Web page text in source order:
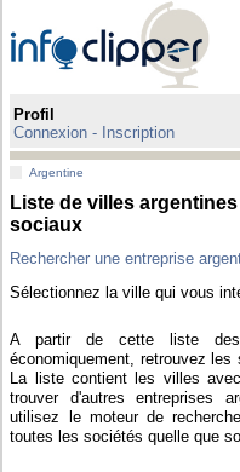
Profil
Connexion - Inscription
Argentine
Liste de villes
sociaux
Rechercher une entreprise
Sélectionnez la ville qui vous
A partir de cette liste
économiquement, retrouvez
La liste contient les villes
trouver d'autres entreprises
utilisez le moteur de
toutes les sociétés quelle que